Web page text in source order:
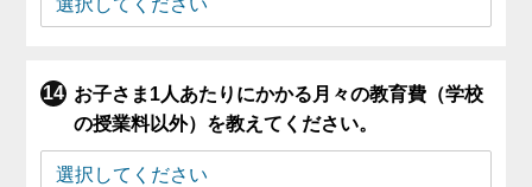
お子さま1人あたりにかかる月々の教育費（学校
の授業料以外）を教えてください。